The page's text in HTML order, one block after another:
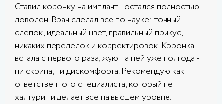
Ставил коронку на имплант - остался полностью
доволен. Врач сделал все по науке: точный
слепок, идеальный цвет, правильный прикус,
никаких переделок и корректировок. Коронка
встала с первого раза, жую на ней уже полгода -
ни скрипа, ни дискомфорта. Рекомендую как
ответственного специалиста, который не
халтурит и делает все на высшем уровне.